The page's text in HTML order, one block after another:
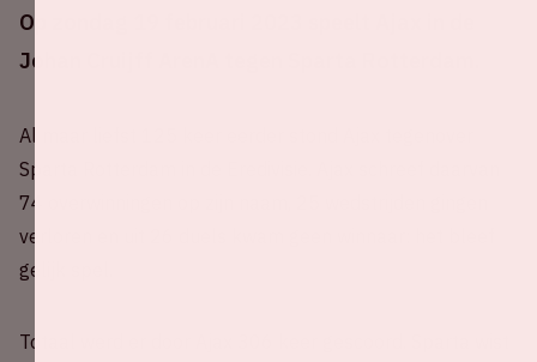
Op zondag 19 februari 2023 speelt Ajax in de
Johan Cruijff ArenA tegen Sparta Rotterdam.
Al maar liefst 125 keer eerder stond Ajax tegenover
Sparta Rotterdam in de Eredivisie. Ajax schreef daarvan
74 overwinningen op zijn naam, 25 wedstrijden gingen
verloren en uit 26 duels kwam geen winnaar: het bleef
gelijk spel.
Totaal werd er door Ajax 306 keer gescoord. Sparta wist